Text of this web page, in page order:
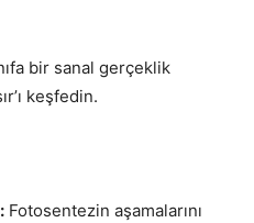
bir sanal gerçeklik
keşfedin.
Fotosentezin aşamalarını